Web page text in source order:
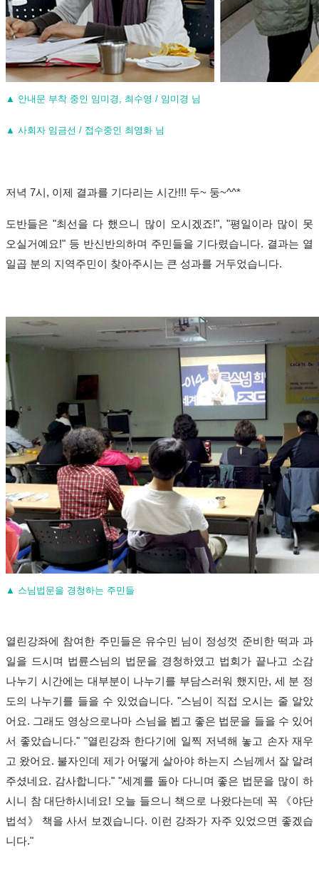
▲ 안내문 부착 중인 임미경, 최수영 / 임미경 님
▲ 사회자 임금선 / 접수중인 최영화 님
저녁 7시 , 이제 결과를 기다리는 시간!!! 두~ 둥~^^*
도반들은"최선을 다 했으니 많이 오시겠죠!", "평일이라 많이 못
오실거예요!" 등 반신반의하며 주민들을 기다렸습니다. 결과는 열
일곱 분의 지역주민이 찾아주시는 큰 성과를 거두었습니다.
▲ 스님법문을 경청하는 주민들
열린강좌에 참여한 주민들은 유수민 님이 정성껏 준비한 떡과 과
일을 드시며 법륜스님의 법문을 경청하였고 법회가 끝나고 소감
나누기 시간에는 대부분이 나누기를 부담스러워 했지만, 세 분 정
도의 나누기를 들을 수 있었습니다. "스님이 직접 오시는 줄 알았
어요. 그래도 영상으로나마 스님을 뵙고 좋은 법문을 들을 수 있어
서 좋았습니다." "열린강좌 한다기에 일찍 저녁해 놓고 손자 재우
고 왔어요. 불자인데 제가 어떻게 살아야 하는지 스님께서 잘 알려
주셨네요. 감사합니다." "세계를 돌아 다니며 좋은 법문을 많이 하
시니 참 대단하시네요! 오늘 들으니 책으로 나왔다는데 꼭 《야단
법석 》 책을 사서 보겠습니다. 이런 강좌가 자주 있었으면 좋겠습
니다."